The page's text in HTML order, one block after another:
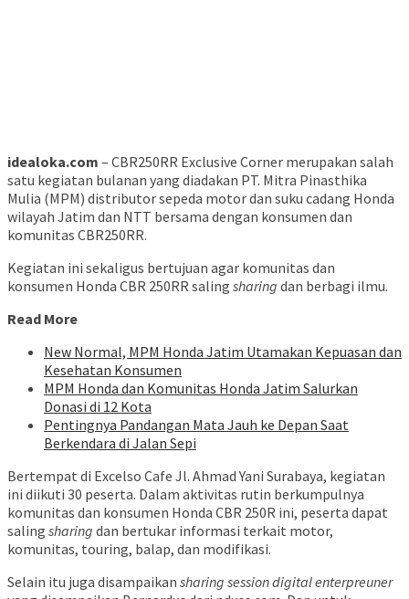
idealoka.com – CBR250RR Exclusive Corner merupakan salah
satu kegiatan bulanan yang diadakan PT. Mitra Pinasthika
Mulia (MPM) distributor sepeda motor dan suku cadang Honda
wilayah Jatim dan NTT bersama dengan konsumen dan
komunitas CBR250RR.
Kegiatan ini sekaligus bertujuan agar komunitas dan
konsumen Honda CBR 250RR saling sharing dan berbagi ilmu.
Read More
New Normal, MPM Honda Jatim Utamakan Kepuasan dan
Kesehatan Konsumen
MPM Honda dan Komunitas Honda Jatim Salurkan
Donasi di 12 Kota
Pentingnya Pandangan Mata Jauh ke Depan Saat
Berkendara di Jalan Sepi
Bertempat di Excelso Cafe Jl. Ahmad Yani Surabaya, kegiatan
ini diikuti 30 peserta. Dalam aktivitas rutin berkumpulnya
komunitas dan konsumen Honda CBR 250R ini, peserta dapat
saling sharing dan bertukar informasi terkait motor,
komunitas, touring, balap, dan modifikasi.
Selain itu juga disampaikan sharing session digital enterpreuner